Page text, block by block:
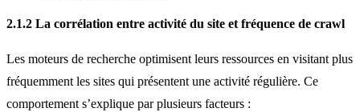
2.1.2 La corrélation entre activité du site et fréquence de crawl
Les moteurs de recherche optimisent leurs ressources en visitant plus
fréquemment les sites qui présentent une activité régulière. Ce
comportement s’explique par plusieurs facteurs :